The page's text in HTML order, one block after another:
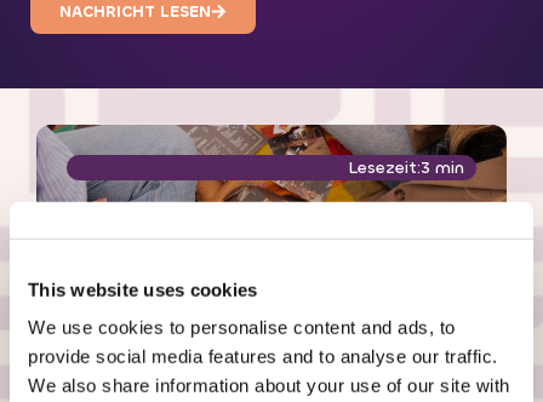
This website uses cookies
We use cookies to personalise content and ads, to
provide social media features and to analyse our traffic.
We also share information about your use of our site with
NACHRICHT LESEN
Lesezeit:3 min
26 Mai 2025